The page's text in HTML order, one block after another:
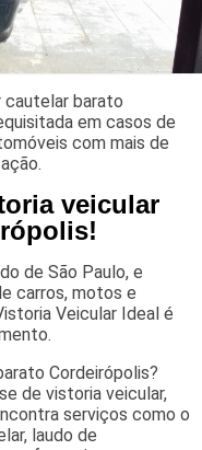
cautelar barato
em casos de
com mais de
veicular
de São Paulo, e
carros, motos e
Veicular Ideal é
Cordeirópolis?
de vistoria veicular,
serviços como o
laudo de